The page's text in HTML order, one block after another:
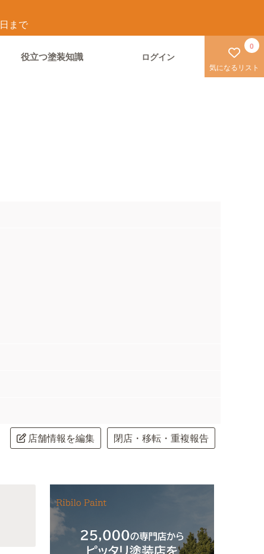
日まで
役立つ塗装知識 ログイン
気になるリスト
0
店舗情報を編集
閉店・移転・重複報告